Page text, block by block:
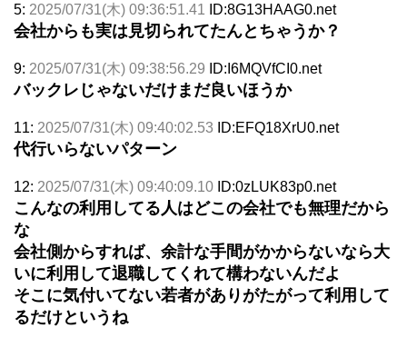
5: 2025/07/31(木) 09:36:51.41 ID:8G13HAAG0.net
会社からも実は見切られてたんとちゃうか？
9: 2025/07/31(木) 09:38:56.29 ID:I6MQVfCI0.net
バックレじゃないだけまだ良いほうか
11: 2025/07/31(木) 09:40:02.53 ID:EFQ18XrU0.net
代行いらないパターン
12: 2025/07/31(木) 09:40:09.10 ID:0zLUK83p0.net
こんなの利用してる人はどこの会社でも無理だから
な
会社側からすれば、余計な手間がかからないなら大
いに利用して退職してくれて構わないんだよ
そこに気付いてない若者がありがたがって利用して
るだけというね